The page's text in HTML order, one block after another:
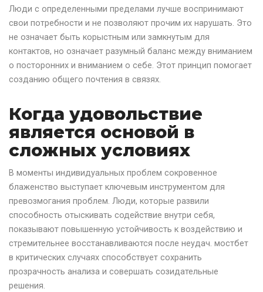
Люди с определенными пределами лучше воспринимают
свои потребности и не позволяют прочим их нарушать. Это
не означает быть корыстным или замкнутым для
контактов, но означает разумный баланс между вниманием
о посторонних и вниманием о себе. Этот принцип помогает
созданию общего почтения в связях.
Когда удовольствие
является основой в
сложных условиях
В моменты индивидуальных проблем сокровенное
блаженство выступает ключевым инструментом для
превозмогания проблем. Люди, которые развили
способность отыскивать содействие внутри себя,
показывают повышенную устойчивость к воздействию и
стремительнее восстанавливаются после неудач. мостбет
в критических случаях способствует сохранить
прозрачность анализа и совершать созидательные
решения.